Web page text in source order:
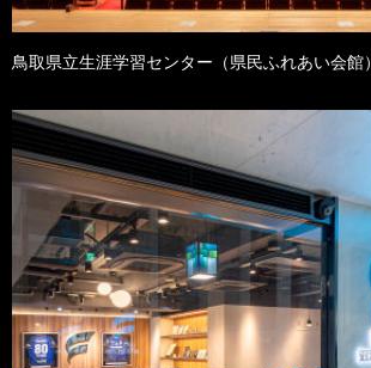
鳥取県立生涯学習センター（県民ふれあい会館）